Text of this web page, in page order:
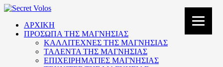
ΑΡΧΙΚΗ
ΠΡΟΣΩΠΑ ΤΗΣ ΜΑΓΝΗΣΙΑΣ
ΚΑΛΛΙΤΕΧΝΕΣ ΤΗΣ ΜΑΓΝΗΣΙΑΣ
ΤΑΛΕΝΤΑ ΤΗΣ ΜΑΓΝΗΣΙΑΣ
ΕΠΙΧΕΙΡΗΜΑΤΙΕΣ ΜΑΓΝΗΣΙΑΣ